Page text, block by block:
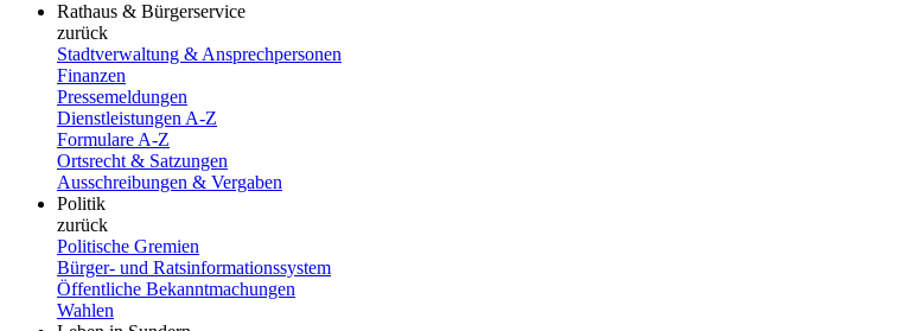
Rathaus & Bürgerservice
zurück
Stadtverwaltung & Ansprechpersonen
Finanzen
Pressemeldungen
Dienstleistungen A-Z
Formulare A-Z
Ortsrecht & Satzungen
Ausschreibungen & Vergaben
Politik
zurück
Politische Gremien
Bürger- und Ratsinformationssystem
Öffentliche Bekanntmachungen
Wahlen